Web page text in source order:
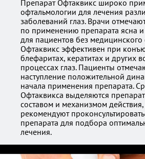
Препарат Офтаквикс широко
офтальмологии для лечения
заболеваний глаз. Врачи
по применению препарата ясна
для пациентов без медицинского
Офтаквикс эффективен при
блефаритах, кератитах и других
процессах глаз. Пациенты
наступление положительной
начала применения препарата.
Офтаквикса выделяются
составом и механизмом
рекомендуют
препарата для подбора
лечения.